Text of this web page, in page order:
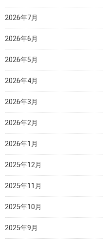
2026年7月
2026年6月
2026年5月
2026年4月
2026年3月
2026年2月
2026年1月
2025年12月
2025年11月
2025年10月
2025年9月